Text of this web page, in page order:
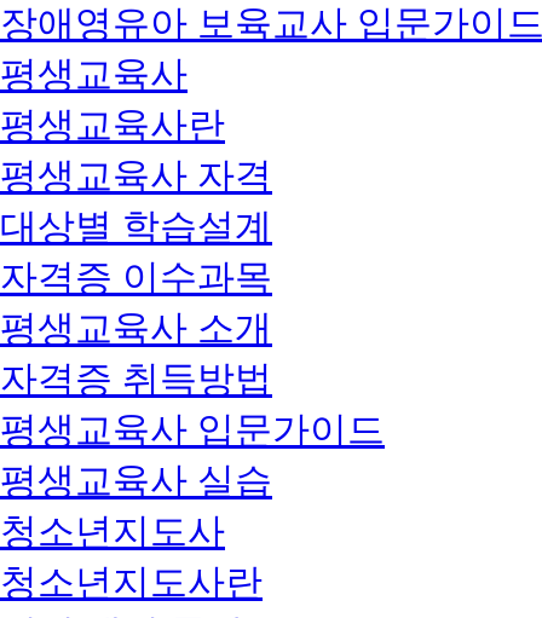
장애영유아 보육교사 입문가이
평생교육사
평생교육사란
평생교육사 자격
대상별 학습설계
자격증 이수과목
평생교육사 소개
자격증 취득방법
평생교육사 입문가이드
평생교육사 실습
청소년지도사
청소년지도사란